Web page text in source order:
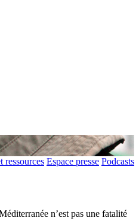
ressources Espace presse Podcasts
n’est pas une fatalité